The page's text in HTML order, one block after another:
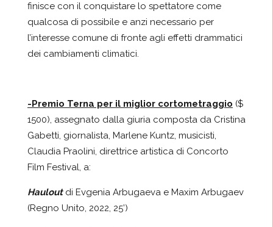
finisce con il conquistare lo spettatore come
qualcosa di possibile e anzi necessario per
l’interesse comune di fronte agli effetti drammatici
dei cambiamenti climatici.
-Premio Terna per il miglior cortometraggio ($
1500), assegnato dalla giuria composta da Cristina
Gabetti, giornalista, Marlene Kuntz, musicisti,
Claudia Praolini, direttrice artistica di Concorto
Film Festival, a:
Haulout di Evgenia Arbugaeva e Maxim Arbugaev
(Regno Unito, 2022, 25’)